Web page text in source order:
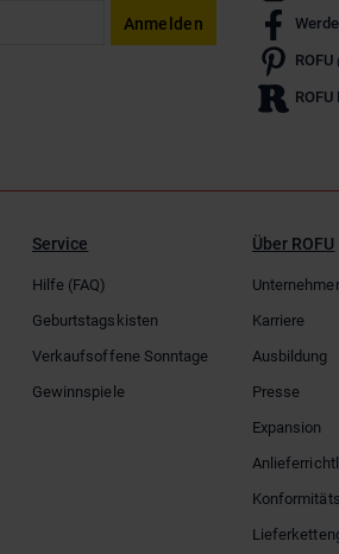
Anmelden
Service
Hilfe (FAQ)
Geburtstagskisten
Verkaufsoffene Sonntage
Gewinnspiele
Über ROFU
Karriere
Ausbildung
Presse
Expansion